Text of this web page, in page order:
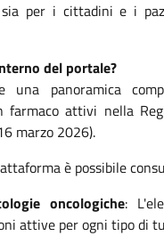
per i cittadini e i
del portale?
una panoramica
farmaco attivi nella
marzo 2026).
è possibile
oncologiche:
attive per ogni tipo di